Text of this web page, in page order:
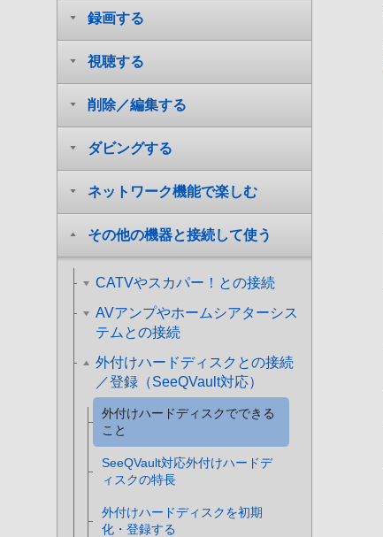
録画する
視聴する
削除／編集する
ダビングする
ネットワーク機能で楽しむ
その他の機器と接続して使う
CATVやスカパー！との接続
AVアンプやホームシアターシス
テムとの接続
外付けハードディスクとの接続
／登録（SeeQVault対応）
外付けハードディスクでできる
こと
SeeQVault対応外付けハードデ
ィスクの特長
外付けハードディスクを初期
化・登録する